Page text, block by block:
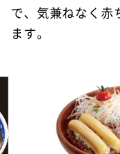
で、気兼ねなく赤
ます。